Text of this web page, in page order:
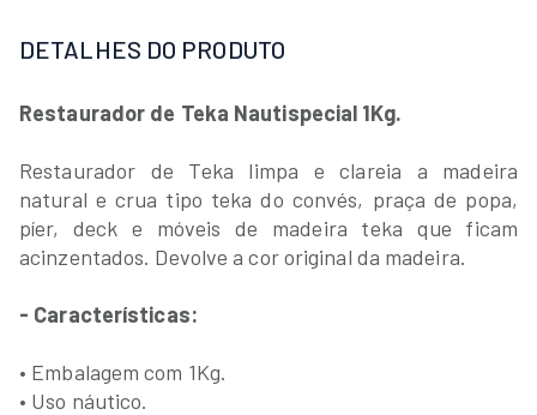
DETALHES DO PRODUTO
Restaurador de Teka Nautispecial 1Kg.
Restaurador de Teka limpa e clareia a madeira
natural e crua tipo teka do convés, praça de popa,
píer, deck e móveis de madeira teka que ficam
acinzentados. Devolve a cor original da madeira.
- Características:
• Embalagem com 1Kg.
• Uso náutico.